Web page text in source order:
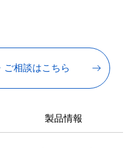
ご相談はこちら
製品情報